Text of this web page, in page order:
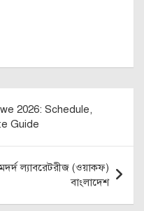
2026: Schedule,
Guide
ল্যাবরেটরীজ (ওয়াকফ)
বাংলাদেশ